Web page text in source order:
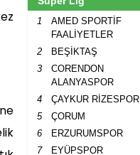
1
AMED SPORTİF
FAALİYETLER
2 BEŞİKTAŞ
3
CORENDON
ALANYASPOR
4 ÇAYKUR RİZESPOR
5
ÇORUM
6
ERZURUMSPOR
7
EYÜPSPOR